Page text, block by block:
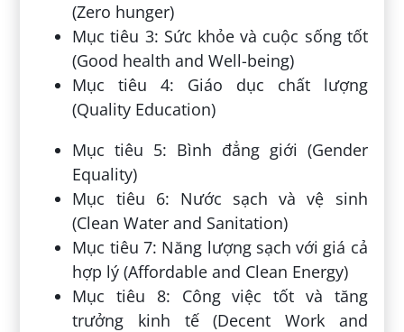
(Zero hunger)
Mục tiêu 3: Sức khỏe và cuộc sống tốt
(Good health and Well-being)
Mục tiêu 4: Giáo dục chất lượng
(Quality Education)
Mục tiêu 5: Bình đẳng giới (Gender
Equality)
Mục tiêu 6: Nước sạch và vệ sinh
(Clean Water and Sanitation)
Mục tiêu 7: Năng lượng sạch với giá cả
hợp lý (Affordable and Clean Energy)
Mục tiêu 8: Công việc tốt và tăng
trưởng kinh tế (Decent Work and